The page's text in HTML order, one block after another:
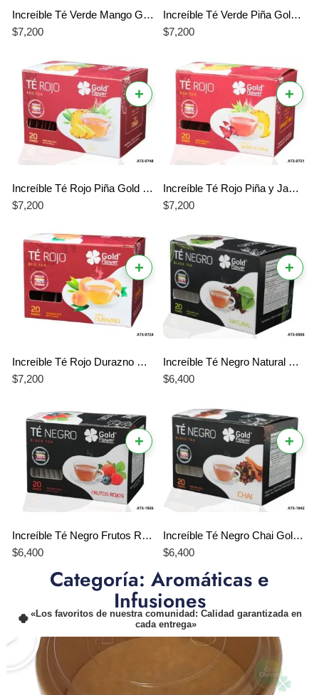
Increíble Té Verde Mango Gold Flower – El Mejor Impulso Saludable y Tropical
$7,200
Increíble Té Verde Piña Gold Flower – El Mejor Dúo para un Bienestar Saludable y Refrescante
$7,200
+
Increíble Té Rojo Piña Gold Flower – El Mejor Aliado Profesional para tu Bienestar
$7,200
+
Increíble Té Rojo Piña y Jamaica Gold Flower – El Mejor Aliado Profesional para un Cuerpo Saludable
$7,200
+
Increíble Té Rojo Durazno Gold Flower – El Mejor Aliado para un Bienestar Saludable y Aromático
$7,200
+
Increíble Té Negro Natural Gold Flower – El Mejor Impulso Profesional para tu Energía Diaria
$6,400
+
Increíble Té Negro Frutos Rojos Gold Flower – El Mejor Equilibrio entre Energía y Frutos del Bosque
$6,400
+
Increíble Té Negro Chai Gold Flower – El Mejor Equilibrio Profesional de Especias y Energía
$6,400
Categoría: Aromáticas e
Infusiones
«Los favoritos de nuestra comunidad: Calidad garantizada en
cada entrega»